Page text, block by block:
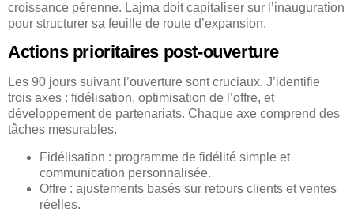
croissance pérenne. Lajma doit capitaliser sur l’inauguration
pour structurer sa feuille de route d’expansion.
Actions prioritaires post-ouverture
Les 90 jours suivant l’ouverture sont cruciaux. J’identifie
trois axes : fidélisation, optimisation de l’offre, et
développement de partenariats. Chaque axe comprend des
tâches mesurables.
Fidélisation : programme de fidélité simple et
communication personnalisée.
Offre : ajustements basés sur retours clients et ventes
réelles.